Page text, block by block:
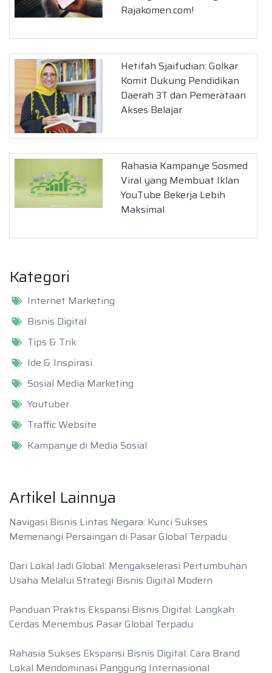
Rajakomen.com!
Hetifah Sjaifudian: Golkar
Komit Dukung Pendidikan
Daerah 3T dan Pemerataan
Akses Belajar
Rahasia Kampanye Sosmed
Viral yang Membuat Iklan
YouTube Bekerja Lebih
Maksimal
Kategori
Internet Marketing
Bisnis Digital
Tips & Trik
Ide & Inspirasi
Sosial Media Marketing
Youtuber
Traffic Website
Kampanye di Media Sosial
Artikel Lainnya
Navigasi Bisnis Lintas Negara: Kunci Sukses
Memenangi Persaingan di Pasar Global Terpadu
Dari Lokal Jadi Global: Mengakselerasi Pertumbuhan
Usaha Melalui Strategi Bisnis Digital Modern
Panduan Praktis Ekspansi Bisnis Digital: Langkah
Cerdas Menembus Pasar Global Terpadu
Rahasia Sukses Ekspansi Bisnis Digital: Cara Brand
Lokal Mendominasi Panggung Internasional